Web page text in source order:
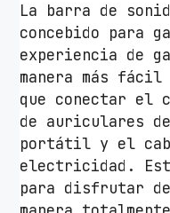
La barra de
concebido para
experiencia de
manera más
que conectar el
de auriculares
portátil y el
electricidad.
para disfrutar